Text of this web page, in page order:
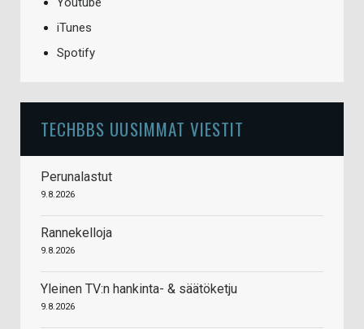
iTunes
Spotify
TECHBBS UUSIMMAT VIESTIT
Perunalastut
9.8.2026
Rannekelloja
9.8.2026
Yleinen TV:n hankinta- & säätöketju
9.8.2026